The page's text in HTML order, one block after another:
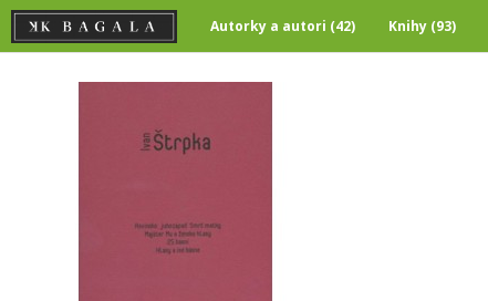
Autorky a autori (42) Knihy (93)